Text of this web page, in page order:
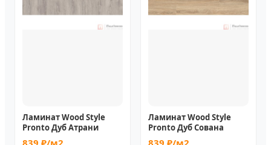
Ламинат Wood Style
Pronto Дуб Атрани
839 ₽/м2
Ламинат Wood Style
Pronto Дуб Сована
839 ₽/м2